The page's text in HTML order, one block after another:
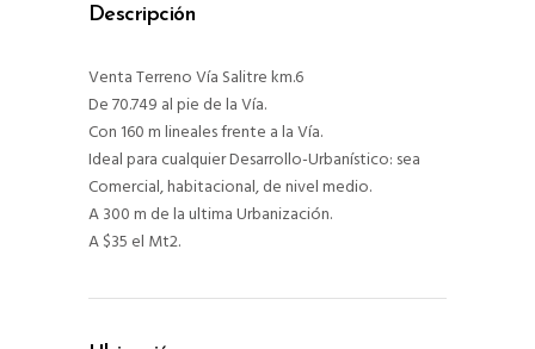
Descripción
Venta Terreno Vía Salitre km.6
De 70.749 al pie de la Vía.
Con 160 m lineales frente a la Vía.
Ideal para cualquier Desarrollo-Urbanístico: sea
Comercial, habitacional, de nivel medio.
A 300 m de la ultima Urbanización.
A $35 el Mt2.